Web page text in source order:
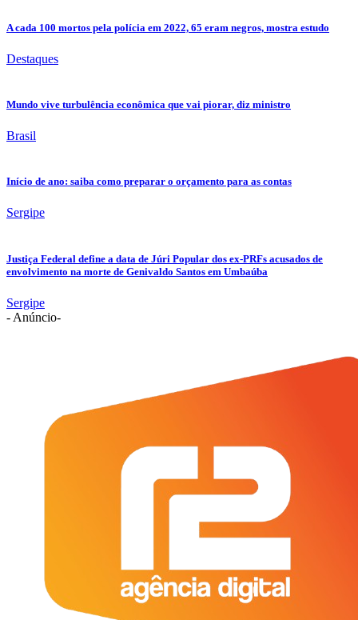
A cada 100 mortos pela polícia em 2022, 65 eram negros, mostra estudo
Destaques
Mundo vive turbulência econômica que vai piorar, diz ministro
Brasil
Início de ano: saiba como preparar o orçamento para as contas
Sergipe
Justiça Federal define a data de Júri Popular dos ex-PRFs acusados de
envolvimento na morte de Genivaldo Santos em Umbaúba
Sergipe
- Anúncio-